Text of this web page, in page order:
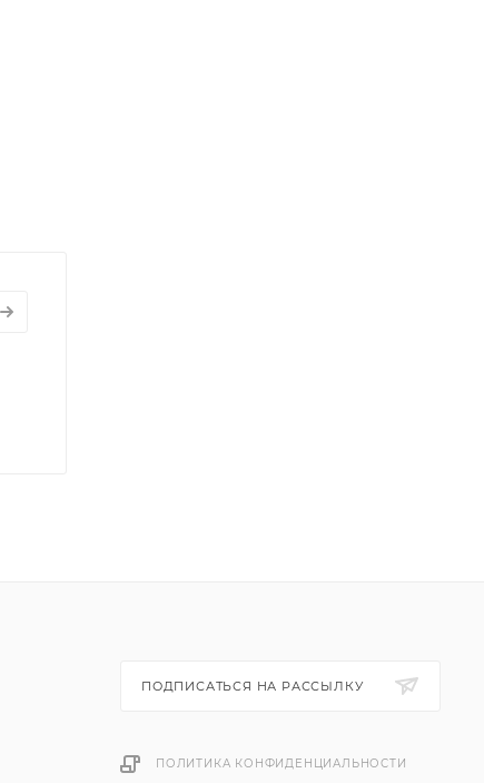
ПОДПИСАТЬСЯ НА РАССЫЛКУ
ПОЛИТИКА КОНФИДЕНЦИАЛЬНОСТИ